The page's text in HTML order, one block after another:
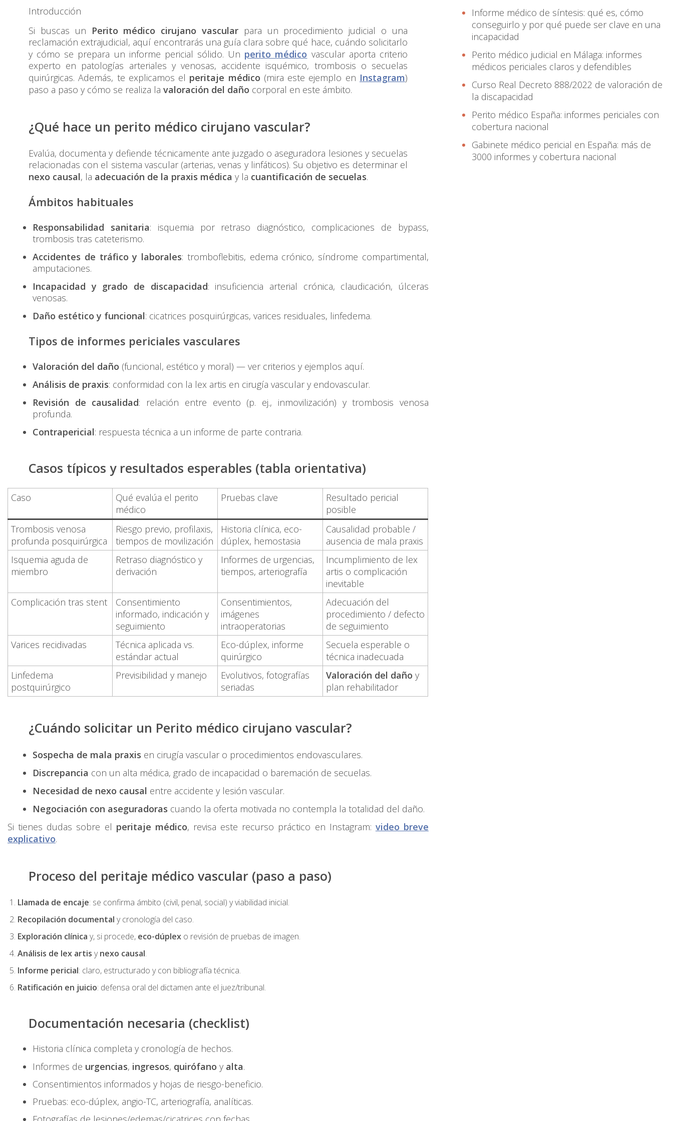
Introducción
Si buscas un Perito médico cirujano vascularpara un procedimiento judicial o una
reclamación extrajudicial, aquí encontrarás una guía clara sobre qué hace, cuándo solicitarlo
y cómo se prepara un informe pericial sólido. Un perito médico vascular aporta criterio
experto en patologías arteriales y venosas, accidente isquémico, trombosis o secuelas
quirúrgicas. Además, te explicamos el peritaje médico (mira este ejemplo en Instagram)
paso a paso y cómo se realiza lavaloración del daño corporal en este ámbito.
¿Qué hace un perito médico cirujano vascular?
Evalúa, documenta y defiende técnicamente ante juzgado o aseguradora lesiones y secuelas
relacionadas con el sistema vascular (arterias, venas y linfáticos). Su objetivo es determinar el
nexo causal, la adecuación de la praxis médica y la cuantificación de secuelas.
Ámbitos habituales
Responsabilidad sanitaria: isquemia por retraso diagnóstico, complicaciones de bypass,
trombosis tras cateterismo.
Accidentes de tráfico y laborales: tromboflebitis, edema crónico, síndrome compartimental,
amputaciones.
Incapacidad y grado de discapacidad: insuficiencia arterial crónica, claudicación, úlceras
venosas.
Daño estético y funcional: cicatrices posquirúrgicas, varices residuales, linfedema.
Tipos de informes periciales vasculares
Valoración del daño (funcional, estético y moral) — ver criterios y ejemplos aquí.
Análisis de praxis: conformidad con la lex artis en cirugía vascular y endovascular.
Revisión de causalidad: relación entre evento (p. ej., inmovilización) y trombosis venosa
profunda.
Contrapericial: respuesta técnica a un informe de parte contraria.
Casos típicos y resultados esperables (tabla orientativa)
Caso Qué evalúa el perito
médico
Pruebas clave
Resultado pericial
posible
Trombosis venosa
profunda posquirúrgica
Riesgo previo, profilaxis,
tiempos de movilización
Historia clínica, eco-
dúplex, hemostasia
Causalidad probable /
ausencia de mala praxis
Isquemia aguda de
miembro
Retraso diagnóstico y
derivación
Informes de urgencias,
tiempos, arteriografía
Incumplimiento de lex
artis o complicación
inevitable
Complicación tras stent
Consentimiento
informado, indicación y
seguimiento
Consentimientos,
imágenes
intraoperatorias
Adecuación del
procedimiento / defecto
de seguimiento
Varices recidivadas
Técnica aplicada vs.
estándar actual
Eco-dúplex, informe
quirúrgico
Secuela esperable o
técnica inadecuada
Linfedema
postquirúrgico
Previsibilidad y manejo
Evolutivos, fotografías
seriadas
Valoración del daño y
plan rehabilitador
¿Cuándo solicitar un Perito médico cirujano vascular?
Sospecha de mala praxis en cirugía vascular o procedimientos endovasculares.
Discrepancia con un alta médica, grado de incapacidad o baremación de secuelas.
Necesidad de nexo causal entre accidente y lesión vascular.
Negociación con aseguradoras cuando la oferta motivada no contempla la totalidad del daño.
Si tienes dudas sobre el peritaje médico, revisa este recurso práctico en Instagram: video breve
explicativo.
Proceso del peritaje médico vascular (paso a paso)
Llamada de encaje: se confirma ámbito (civil, penal, social) y viabilidad inicial.
Recopilación documental y cronología del caso.
Exploración clínica y, si procede, eco-dúplex o revisión de pruebas de imagen.
Análisis de lex artis ynexo causal.
Informe pericial: claro, estructurado y con bibliografía técnica.
Ratificación en juicio: defensa oral del dictamen ante el juez/tribunal.
Documentación necesaria (checklist)
Historia clínica completa y cronología de hechos.
Informes de urgencias, ingresos, quirófano y alta.
Consentimientos informados y hojas de riesgo-beneficio.
Pruebas: eco-dúplex, angio-TC, arteriografía, analíticas.
Informe médico de síntesis: qué es, cómo
conseguirlo y por qué puede ser clave en una
incapacidad
Perito médico judicial en Málaga: informes
médicos periciales claros y defendibles
Curso Real Decreto 888/2022 de valoración de
la discapacidad
Perito médico España: informes periciales con
cobertura nacional
Gabinete médico pericial en España: más de
3000 informes y cobertura nacional